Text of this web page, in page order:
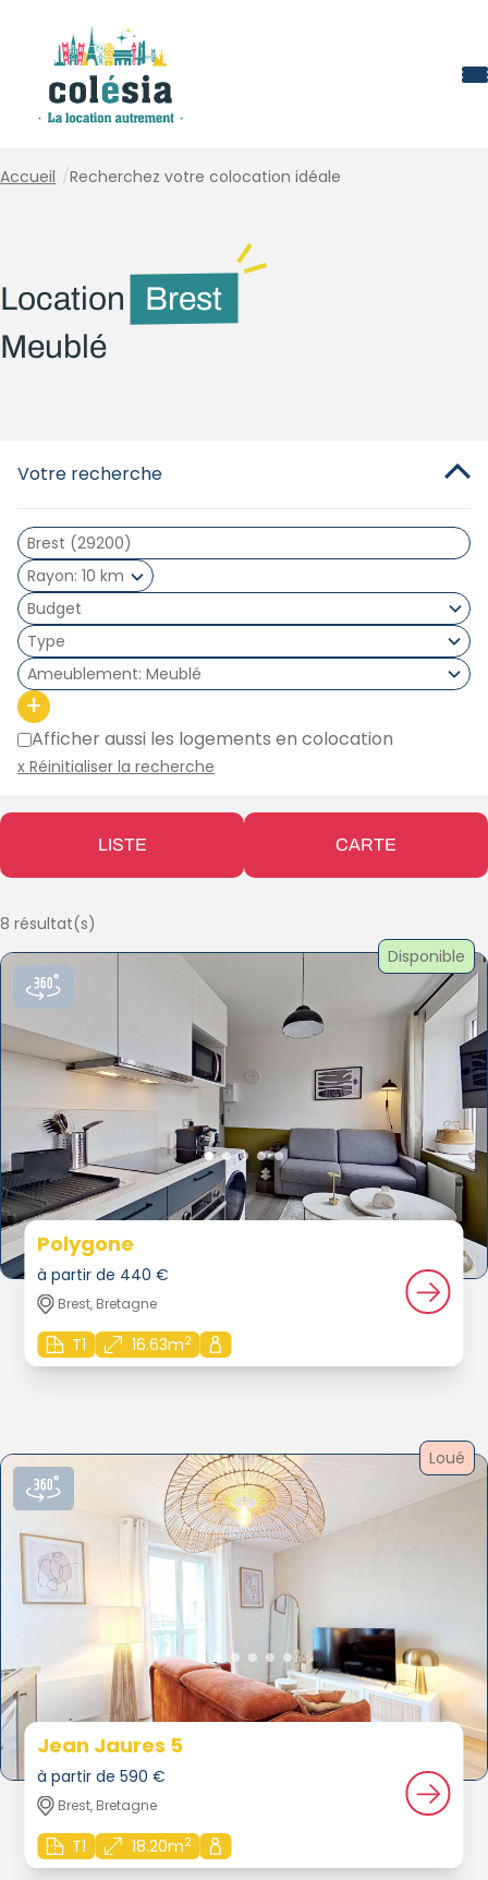
Accueil /Recherchez votre colocation idéale
Location
Brest
Meublé
Votre recherche
Rayon 10 km
Type
Ameublement Meublé
+
Afficher aussi les logements en colocation
x Réinitialiser la recherche
LISTE CARTE
8 résultat(s)
Disponible
Polygone
à partir de 440 €
Brest, Bretagne
T1 16.63m2
Loué
Jean Jaures 5
à partir de 590 €
Brest, Bretagne
T1 18.20m2